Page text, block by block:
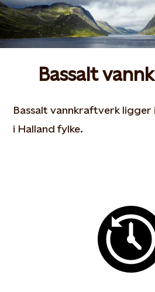
Bassalt
Bassalt vannkraftverk ligger
i Halland fylke.